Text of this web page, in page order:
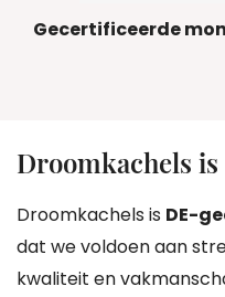
Gecertificeerde
Droomkachels
Droomkachels is DE-
dat we voldoen aan
kwaliteit en